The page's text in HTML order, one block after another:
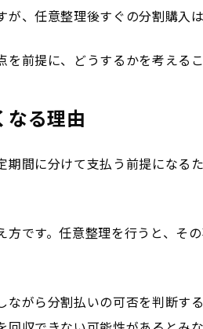
、任意整理後すぐの分割購入
を前提に、どうするかを考えるこ
なる理由
間に分けて支払う前提になる
方です。任意整理を行うと、そ
がら分割払いの可否を判断す